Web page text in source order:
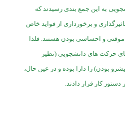
به این جمع بندی رسیدند که
و برخورداری از فواید خاص
موقتی و احساسی بودن هستند. فلذا
حرکت های دانشجویی (نظیر
بودن) را دارا بوده و در عین حال،
کار قرار دادند.